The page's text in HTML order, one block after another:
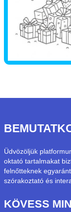
Üdvözöljük
oktató tartalmakat
felnőtteknek
szórakoztató és
KÖVESS